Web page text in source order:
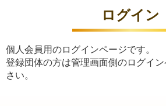
ログイン
個人会員用のログインページです。
登録団体の方は管理画面側のログイ
さい。